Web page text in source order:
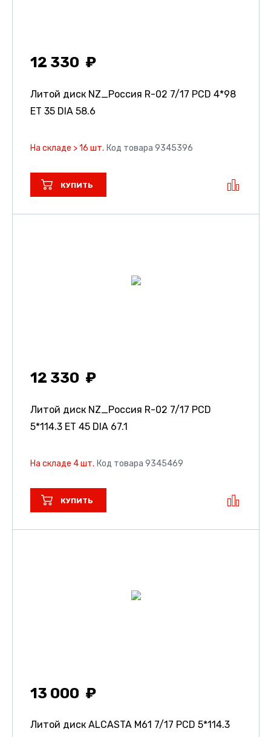
12 330
Литой диск NZ_Россия R-02 7/17 PCD 4*98
ET 35 DIA 58.6
На складе > 16 шт. Код товара 9345396
КУПИТЬ
12 330
Литой диск NZ_Россия R-02 7/17 PCD
5*114.3 ET 45 DIA 67.1
На складе 4 шт. Код товара 9345469
КУПИТЬ
13 000
Литой диск ALCASTA M61 7/17 PCD 5*114.3